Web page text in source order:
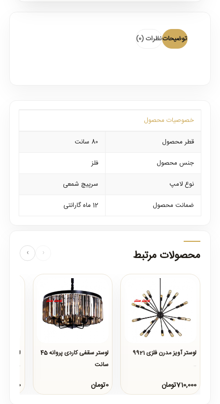
توضیحاتنظرات (0)
خصوصیات محصول
قطر محصول
80 سانت
جنس محصول
فلز
نوع لامپ
سرپیچ شمعی
ضمانت محصول
12 ماه گارانتی
محصولات مرتبط ‹
›
لوستر آویز مدرن فلزی 9921
..
710,000تومان
لوستر سقفی کاردی پروانه 45
سانت
..
0تومان
لوستر
..
0تومان